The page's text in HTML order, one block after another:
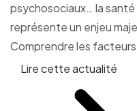
psychosociaux… la
représente un enjeu
Comprendre les
Lire cette actualité